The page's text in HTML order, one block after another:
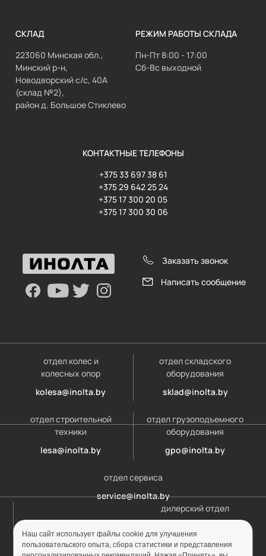
СКЛАД
223060 Минская обл.,
Минский р-н,
Новодворский с/с, 40А
(склад №2),
район д. Большое Стиклево
РЕЖИМ РАБОТЫ СКЛАДА
Пн-Пт 8:00 - 17:00
Сб-Вс выходной
КОНТАКТНЫЕ ТЕЛЕФОНЫ
+375 33 697 38 61
+375 29 642 25 24
+375 17 300 20 05
+375 17 300 30 06
Заказать звонок
Написать сообщение
отдел колес и
колесных опор
kolesa@inolta.by
отдел складского
оборудования
sklad@inolta.by
отдел строительной
техники
lesa@inolta.by
отдел грузоподъемного
оборудования
gpo@inolta.by
отдел сервиса
service@inolta.by
дилерский отдел
Наш сайт использует файлы cookie для улучшения
пользовательского опыта, сбора статистики и представления